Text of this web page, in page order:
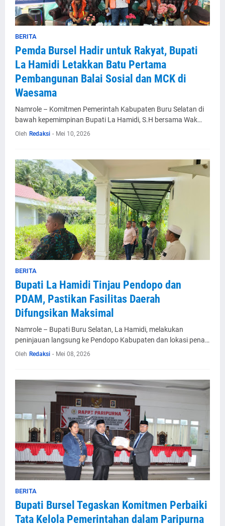
BERITA
Pemda Bursel Hadir untuk Rakyat, Bupati
La Hamidi Letakkan Batu Pertama
Pembangunan Balai Sosial dan MCK di
Waesama
Namrole – Komitmen Pemerintah Kabupaten Buru Selatan di
bawah kepemimpinan Bupati La Hamidi, S.H bersama Wak…
Oleh Redaksi - Mei 10, 2026
BERITA
Bupati La Hamidi Tinjau Pendopo dan
PDAM, Pastikan Fasilitas Daerah
Difungsikan Maksimal
Namrole – Bupati Buru Selatan, La Hamidi, melakukan
peninjauan langsung ke Pendopo Kabupaten dan lokasi pena…
Oleh Redaksi - Mei 08, 2026
BERITA
Bupati Bursel Tegaskan Komitmen Perbaiki
Tata Kelola Pemerintahan dalam Paripurna